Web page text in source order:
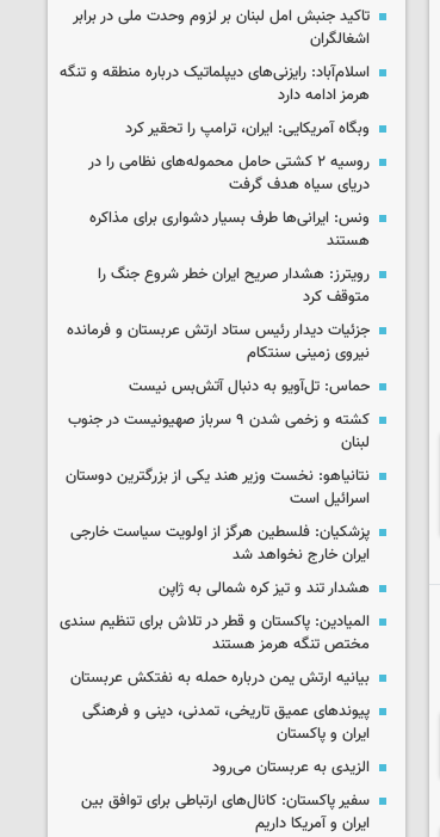
تاکید جنبش امل لبنان بر لزوم وحدت ملی در برابر
اشغالگران
اسلام‌آباد: رایزنی‌های دیپلماتیک درباره منطقه و تنگه
هرمز ادامه دارد
وبگاه آمریکایی: ایران، ترامپ را تحقیر کرد
روسیه ۲ کشتی حامل محموله‌های نظامی را در
دریای سیاه هدف گرفت
ونس: ایرانی‌ها طرف بسیار دشواری برای مذاکره
هستند
رویترز: هشدار صریح ایران خطر شروع جنگ را
متوقف کرد
جزئیات دیدار رئیس ستاد ارتش عربستان و فرمانده
نیروی زمینی سنتکام
حماس: تل‌آویو به دنبال آتش‌بس نیست
کشته و زخمی شدن ۹ سرباز صهیونیست در جنوب
لبنان
نتانیاهو: نخست وزیر هند یکی از بزرگترین دوستان
اسرائیل است
پزشکیان: فلسطین هرگز از اولویت سیاست خارجی
ایران خارج نخواهد شد
هشدار تند و تیز کره شمالی به ژاپن
المیادین: پاکستان و قطر در تلاش برای تنظیم سندی
مختص تنگه هرمز هستند
بیانیه ارتش یمن درباره حمله به نفتکش عربستان
پیوندهای عمیق تاریخی، تمدنی، دینی و فرهنگی
ایران و پاکستان
الزیدی به عربستان می‌رود
سفیر پاکستان: کانال‌های ارتباطی برای توافق بین
ایران و آمریکا داریم